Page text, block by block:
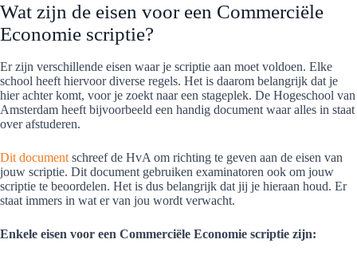
Wat zijn de eisen voor een Commerciële
Economie scriptie?
Er zijn verschillende eisen waar je scriptie aan moet voldoen. Elke
school heeft hiervoor diverse regels. Het is daarom belangrijk dat je
hier achter komt, voor je zoekt naar een stageplek. De Hogeschool van
Amsterdam heeft bijvoorbeeld een handig document waar alles in staat
over afstuderen.
Dit document schreef de HvA om richting te geven aan de eisen van
jouw scriptie. Dit document gebruiken examinatoren ook om jouw
scriptie te beoordelen. Het is dus belangrijk dat jij je hieraan houd. Er
staat immers in wat er van jou wordt verwacht.
Enkele eisen voor een Commerciële Economie scriptie zijn: